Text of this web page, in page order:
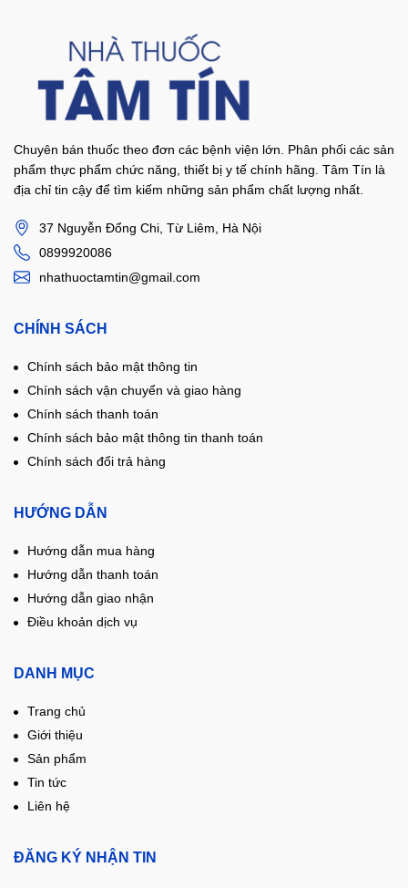
Chuyên bán thuốc theo đơn các bệnh viện lớn. Phân phối các sản
phẩm thực phẩm chức năng, thiết bị y tế chính hãng. Tâm Tín là
địa chỉ tin cậy để tìm kiếm những sản phẩm chất lượng nhất.
37 Nguyễn Đổng Chi, Từ Liêm, Hà Nội
0899920086
nhathuoctamtin@gmail.com
CHÍNH SÁCH
Chính sách bảo mật thông tin
Chính sách vận chuyển và giao hàng
Chính sách thanh toán
Chính sách bảo mật thông tin thanh toán
Chính sách đổi trả hàng
HƯỚNG DẪN
Hướng dẫn mua hàng
Hướng dẫn thanh toán
Hướng dẫn giao nhận
Điều khoản dịch vụ
DANH MỤC
Trang chủ
Giới thiệu
Sản phẩm
Tin tức
Liên hệ
ĐĂNG KÝ NHẬN TIN